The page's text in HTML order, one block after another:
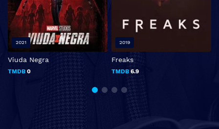
Viuda Negra
TMDB 0
2021
Freaks
TMDB 6.9
2019